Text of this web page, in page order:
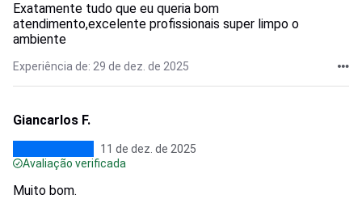
Exatamente tudo que eu queria bom
atendimento,excelente profissionais super limpo o
ambiente
Experiência de: 29 de dez. de 2025
Giancarlos F.
11 de dez. de 2025
Avaliação verificada
Muito bom.